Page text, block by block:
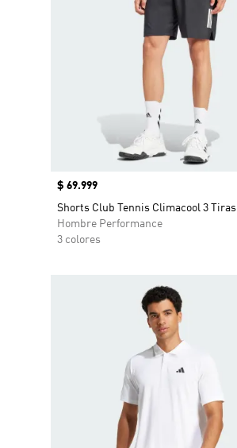
Precio
$ 69.999
Shorts Club Tennis Climacool 3 Tiras
Hombre Performance
3 colores